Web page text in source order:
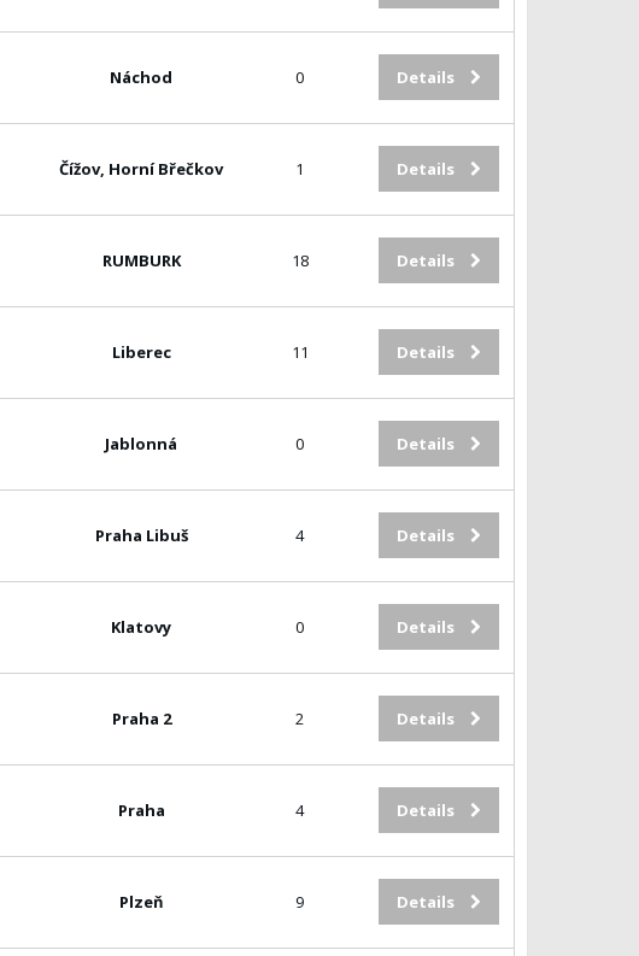
Náchod 0 Details
Čížov, Horní Břečkov 1 Details
RUMBURK 18 Details
Liberec 11 Details
Jablonná 0 Details
Praha Libuš 4 Details
Klatovy 0 Details
Praha 2 2 Details
Praha 4 Details
Plzeň 9 Details